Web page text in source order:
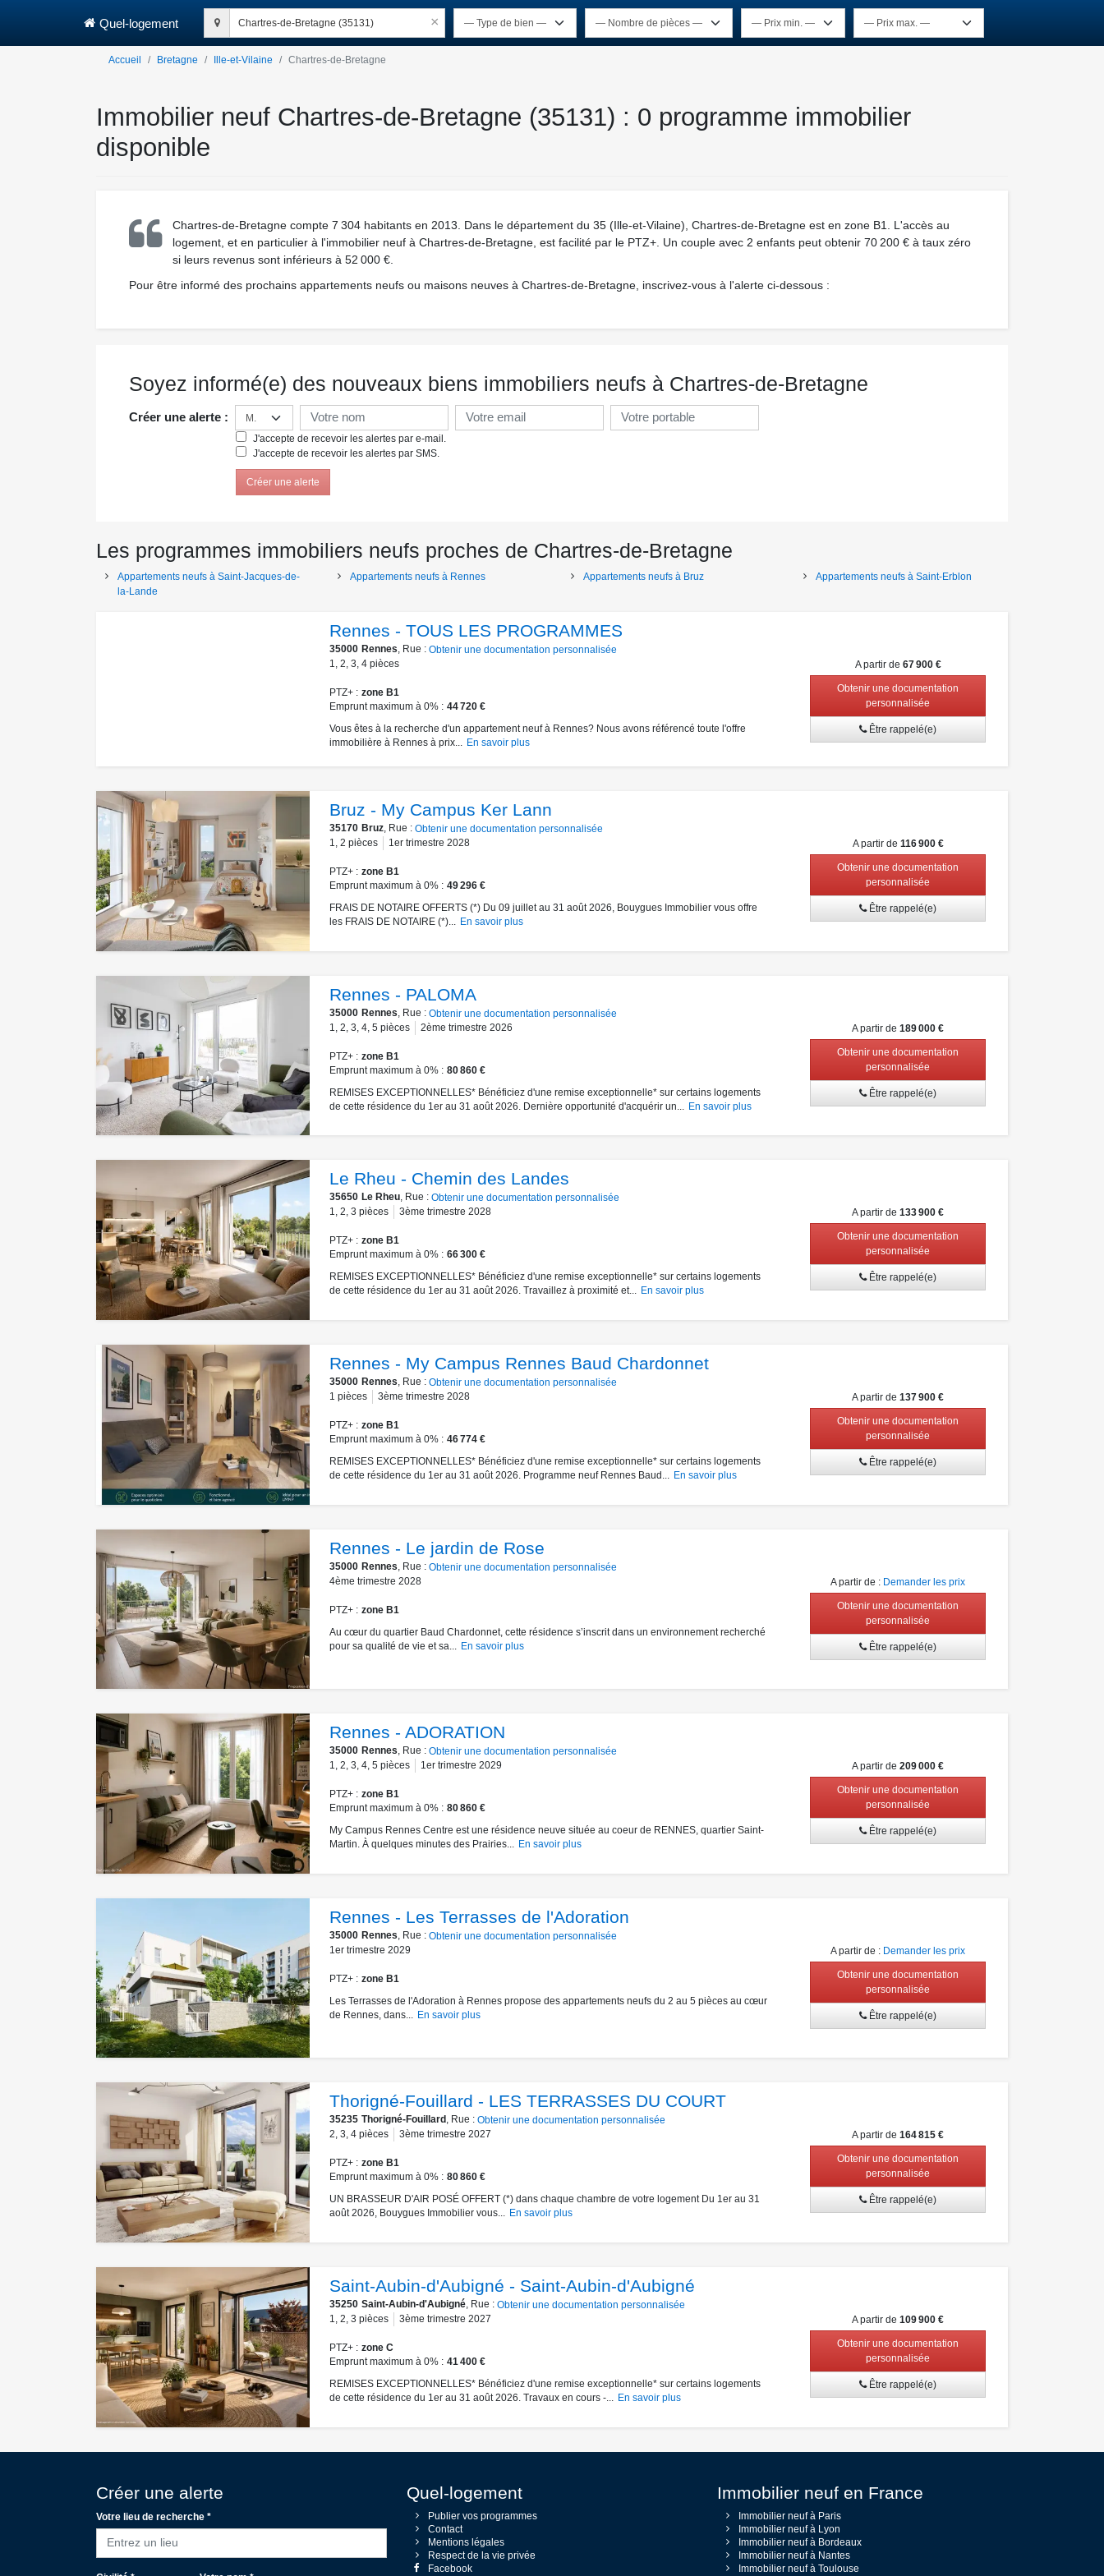
Quel-logement Chartres-de-Bretagne (35131) ×
Accueil Bretagne Ille-et-Vilaine Chartres-de-Bretagne
Immobilier neuf Chartres-de-Bretagne (35131) : 0 programme immobilier
disponible
Chartres-de-Bretagne compte 7 304 habitants en 2013. Dans le département du 35 (Ille-et-Vilaine), Chartres-de-Bretagne est en zone B1. L'accès au
logement, et en particulier à l'immobilier neuf à Chartres-de-Bretagne, est facilité par le PTZ+. Un couple avec 2 enfants peut obtenir 70 200 € à taux zéro
si leurs revenus sont inférieurs à 52 000 €.
Pour être informé des prochains appartements neufs ou maisons neuves à Chartres-de-Bretagne, inscrivez-vous à l'alerte ci-dessous :
Soyez informé(e) des nouveaux biens immobiliers neufs à Chartres-de-Bretagne
Créer une alerte :
J'accepte de recevoir les alertes par e-mail.
J'accepte de recevoir les alertes par SMS.
Créer une alerte
Les programmes immobiliers neufs proches de Chartres-de-Bretagne
Appartements neufs à Saint-Jacques-de-
la-Lande
Appartements neufs à Rennes Appartements neufs à Bruz Appartements neufs à Saint-Erblon
Rennes - TOUS LES PROGRAMMES
35000 Rennes, Rue : Obtenir une documentation personnalisée
1, 2, 3, 4 pièces
PTZ+
zone B1
Emprunt maximum à 0%
44 720 €
Vous êtes à la recherche d'un appartement neuf à Rennes? Nous avons référencé toute l'offre
immobilière à Rennes à prix... En savoir plus
A partir de 67 900 €
Obtenir une documentation
personnalisée
Être rappelé(e)
Bruz - My Campus Ker Lann
35170 Bruz, Rue : Obtenir une documentation personnalisée
1, 2 pièces 1er trimestre 2028
PTZ+
zone B1
Emprunt maximum à 0%
49 296 €
FRAIS DE NOTAIRE OFFERTS (*) Du 09 juillet au 31 août 2026, Bouygues Immobilier vous offre
les FRAIS DE NOTAIRE (*)... En savoir plus
A partir de 116 900 €
Obtenir une documentation
personnalisée
Être rappelé(e)
Rennes - PALOMA
35000 Rennes , Rue : Obtenir une documentation personnalisée
1
2 3 4, 5 pièces 2ème trimestre 2026
PTZ+
zone B1
Emprunt maximum à 0%
80 860 €
REMISES EXCEPTIONNELLES* Bénéficiez d'une remise exceptionnelle* sur certains logements
de cette résidence du 1er au 31 août 2026. Dernière opportunité d'acquérir un...
En savoir plus
A partir de189 000 €
Obtenir une documentation
personnalisée
Être rappelé(e)
Le Rheu - Chemin des Landes
35650 Le Rheu, Rue : Obtenir une documentation personnalisée
1, 2, 3 pièces 3ème trimestre 2028
PTZ+
zone B1
Emprunt maximum à 0%
66 300 €
REMISES EXCEPTIONNELLES* Bénéficiez d'une remise exceptionnelle* sur certains logements
de cette résidence du 1er au 31 août 2026. Travaillez à proximité et... En savoir plus
A partir de133 900 €
Obtenir une documentation
personnalisée
Être rappelé(e)
Rennes - My Campus Rennes Baud Chardonnet
35000 Rennes, Rue : Obtenir une documentation personnalisée
1 pièces 3ème trimestre 2028
PTZ+
zone B1
Emprunt maximum à 0%
46 774 €
REMISES EXCEPTIONNELLES* Bénéficiez d'une remise exceptionnelle* sur certains logements
de cette résidence du 1er au 31 août 2026. Programme neuf Rennes Baud... En savoir plus
A partir de137 900 €
Obtenir une documentation
personnalisée
Être rappelé(e)
Rennes - Le jardin de Rose
35000 Rennes , Rue : Obtenir une documentation personnalisée
4ème trimestre 2028
PTZ+
zone B1
Au cœur du quartier Baud Chardonnet, cette résidence s’inscrit dans un environnement recherché
pour sa qualité de vie et sa...
En savoir plus
A partir de : Demander les prix
Obtenir une documentation
personnalisée
Être rappelé(e)
Rennes - ADORATION
35000 Rennes, Rue : Obtenir une documentation personnalisée
1, 2, 3, 4, 5 pièces 1er trimestre 2029
PTZ+
zone B1
Emprunt maximum à 0%
80 860 €
My Campus Rennes Centre est une résidence neuve située au coeur de RENNES, quartier Saint-
Martin. À quelques minutes des Prairies... En savoir plus
A partir de209 000 €
Obtenir une documentation
personnalisée
Être rappelé(e)
Rennes - Les Terrasses de l'Adoration
35000 Rennes , Rue : Obtenir une documentation personnalisée
1er trimestre 2029
PTZ+
zone B1
Les Terrasses de l'Adoration à Rennes propose des appartements neufs du 2 au 5 pièces au cœur
de Rennes, dans...
En savoir plus
A partir de : Demander les prix
Obtenir une documentation
personnalisée
Être rappelé(e)
Thorigné-Fouillard - LES TERRASSES DU COURT
35235 Thorigné-Fouillard , Rue : Obtenir une documentation personnalisée
2, 3, 4 pièces 3ème trimestre 2027
PTZ+
zone B1
Emprunt maximum à 0%
80 860 €
UN BRASSEUR D'AIR POSÉ OFFERT (*) dans chaque chambre de votre logement Du 1er au 31
août 2026, Bouygues Immobilier vous... En savoir plus
A partir de164 815 €
Obtenir une documentation
personnalisée
Être rappelé(e)
Saint-Aubin-d'Aubigné - Saint-Aubin-d'Aubigné
35250 Saint-Aubin-d'Aubigné, Rue : Obtenir une documentation personnalisée
1, 2, 3 pièces 3ème trimestre 2027
PTZ+
zone C
Emprunt maximum à 0%
41 400 €
REMISES EXCEPTIONNELLES* Bénéficiez d'une remise exceptionnelle* sur certains logements
de cette résidence du 1er au 31 août 2026. Travaux en cours -... En savoir plus
A partir de109 900 €
Obtenir une documentation
personnalisée
Être rappelé(e)
Créer une alerte
Votre lieu de recherche *
Entrez un lieu
Quel-logement
Publier vos programmes
Contact
Mentions légales
Respect de la vie privée
Facebook
Immobilier neuf en France
Immobilier neuf à Paris
Immobilier neuf à Lyon
Immobilier neuf à Bordeaux
Immobilier neuf à Nantes
Immobilier neuf à Toulouse